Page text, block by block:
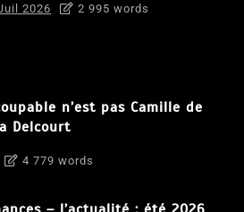
2026 2 995 words
n’est pas Camille de
Delcourt
4 779 words